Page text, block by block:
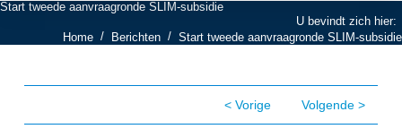
Start tweede aanvraagronde SLIM-subsidie
U bevindt zich hier:
Home / Berichten / Start tweede aanvraagronde SLIM-subsidie
< Vorige Volgende >